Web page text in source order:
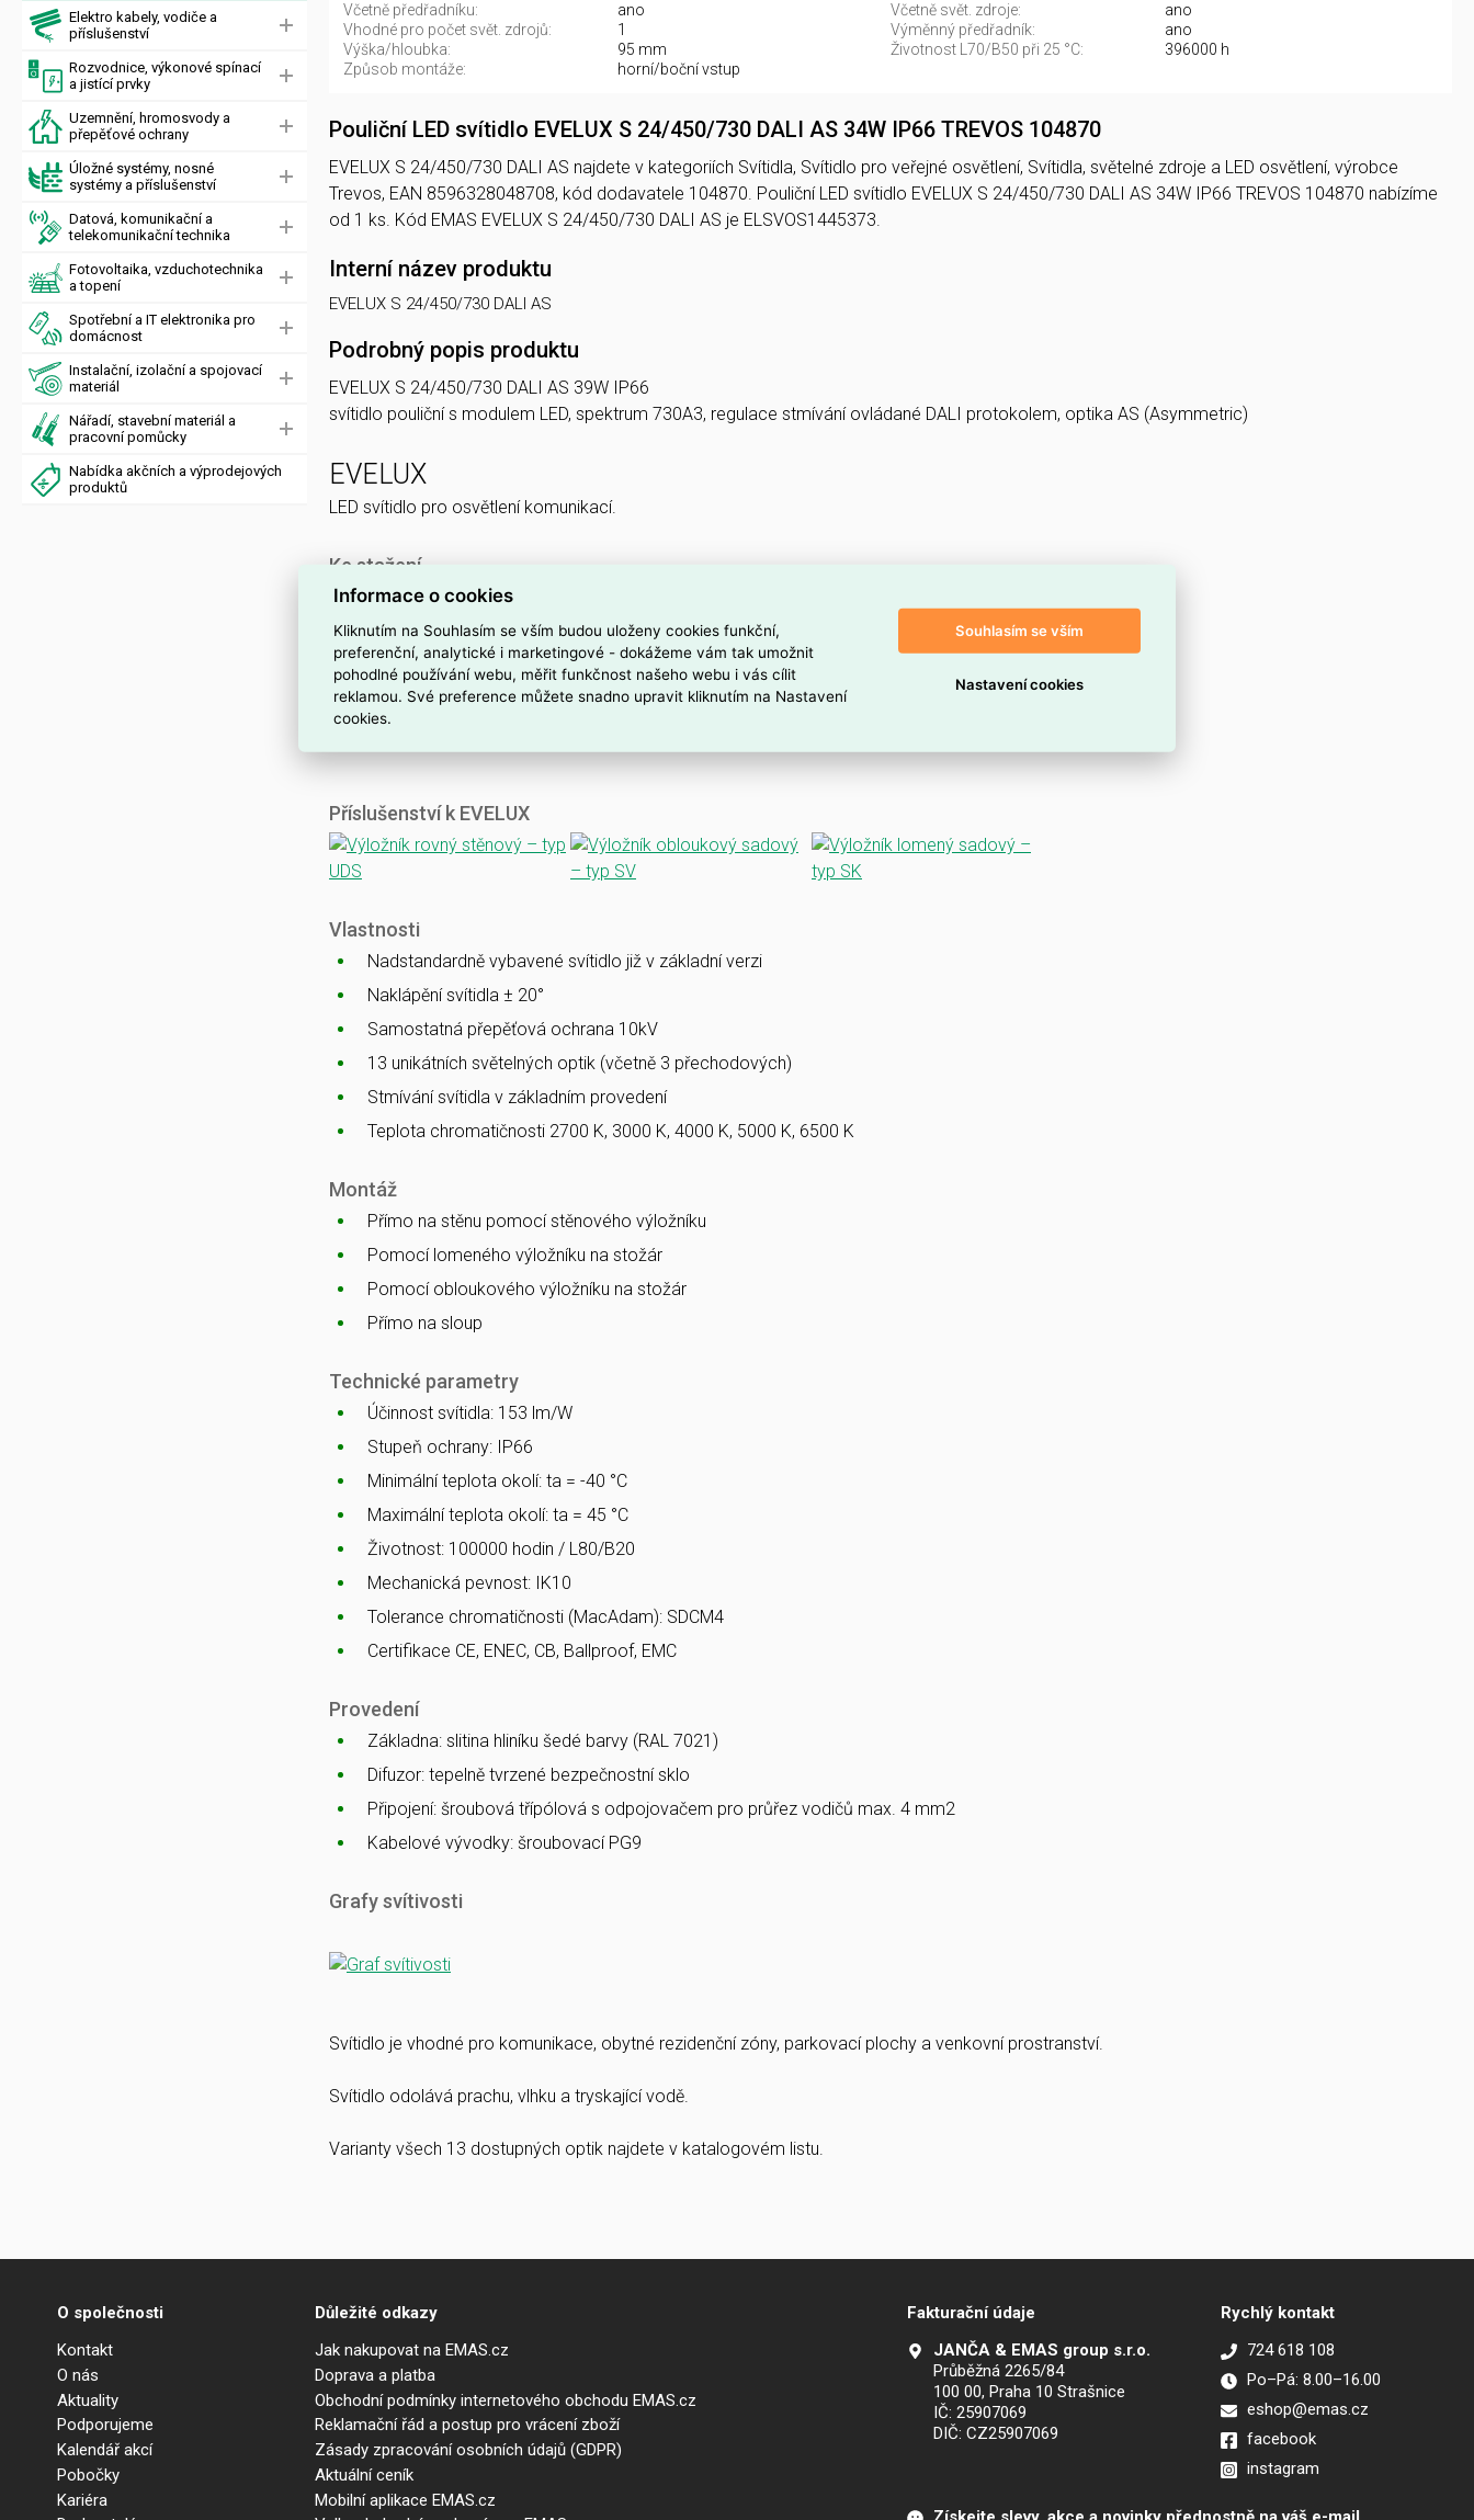
Elektro kabely, vodiče a
příslušenství
Rozvodnice, výkonové spínací
a jistící prvky
Uzemnění, hromosvody a
přepěťové ochrany
Úložné systémy, nosné
systémy a příslušenství
Datová, komunikační a
telekomunikační technika
Fotovoltaika, vzduchotechnika
a topení
Spotřební a IT elektronika pro
domácnost
Instalační, izolační a spojovací
materiál
Nářadí, stavební materiál a
pracovní pomůcky
Nabídka akčních a výprodejových
produktů
Včetně předřadníku:
ano Včetně svět. zdroje:
ano
Vhodné pro počet svět. zdrojů:
1 Výměnný předřadník:
ano
Výška/hloubka:
95 mm Životnost L70/B50 při 25 °C:
396000 h
Způsob montáže:
horní/boční vstup
Pouliční LED svítidlo EVELUX S 24/450/730 DALI AS 34W IP66 TREVOS 104870
EVELUX S 24/450/730 DALI AS najdete v kategoriích Svítidla, Svítidlo pro veřejné osvětlení, Svítidla, světelné zdroje a LED osvětlení, výrobce
Trevos, EAN 8596328048708, kód dodavatele 104870. Pouliční LED svítidlo EVELUX S 24/450/730 DALI AS 34W IP66 TREVOS 104870 nabízíme
od 1 ks. Kód EMAS EVELUX S 24/450/730 DALI AS je ELSVOS1445373.
Interní název produktu
EVELUX S 24/450/730 DALI AS
Podrobný popis produktu
EVELUX S 24/450/730 DALI AS 39W IP66
svítidlo pouliční s modulem LED, spektrum 730A3, regulace stmívání ovládané DALI protokolem, optika AS (Asymmetric)
EVELUX
LED svítidlo pro osvětlení komunikací.
Ke stažení
Katalogový list
CE
ENEC
CB
EMC
Ballproof
Příslušenství k EVELUX
Vlastnosti
Nadstandardně vybavené svítidlo již v základní verzi
Naklápění svítidla ± 20°
Samostatná přepěťová ochrana 10kV
13 unikátních světelných optik (včetně 3 přechodových)
Stmívání svítidla v základním provedení
Teplota chromatičnosti 2700 K, 3000 K, 4000 K, 5000 K, 6500 K
Montáž
Přímo na stěnu pomocí stěnového výložníku
Pomocí lomeného výložníku na stožár
Pomocí obloukového výložníku na stožár
Přímo na sloup
Technické parametry
Účinnost svítidla: 153 lm/W
Stupeň ochrany: IP66
Minimální teplota okolí: ta = -40 °C
Maximální teplota okolí: ta = 45 °C
Životnost: 100000 hodin / L80/B20
Mechanická pevnost: IK10
Tolerance chromatičnosti (MacAdam): SDCM4
Certifikace CE, ENEC, CB, Ballproof, EMC
Provedení
Základna: slitina hliníku šedé barvy (RAL 7021)
Difuzor: tepelně tvrzené bezpečnostní sklo
Připojení: šroubová třípólová s odpojovačem pro průřez vodičů max. 4 mm2
Kabelové vývodky: šroubovací PG9
Grafy svítivosti
Svítidlo je vhodné pro komunikace, obytné rezidenční zóny, parkovací plochy a venkovní prostranství.
Svítidlo odolává prachu, vlhku a tryskající vodě.
Varianty všech 13 dostupných optik najdete v katalogovém listu.
O společnosti
Kontakt
O nás
Aktuality
Podporujeme
Kalendář akcí
Pobočky
Kariéra
Důležité odkazy
Jak nakupovat na EMAS.cz
Doprava a platba
Obchodní podmínky internetového obchodu EMAS.cz
Reklamační řád a postup pro vrácení zboží
Zásady zpracování osobních údajů (GDPR)
Aktuální ceník
Mobilní aplikace EMAS.cz
Fakturační údaje
JANČA & EMAS group s.r.o.
Průběžná 2265/84
100 00, Praha 10 Strašnice
IČ: 25907069
DIČ: CZ25907069
Rychlý kontakt
724 618 108
Po–Pá: 8.00–16.00
eshop@emas.cz
facebook
instagram
Informace o cookies
Kliknutím na Souhlasím se vším budou uloženy cookies funkční,
preferenční, analytické i marketingové - dokážeme vám tak umožnit
pohodlné používání webu, měřit funkčnost našeho webu i vás cílit
reklamou. Své preference můžete snadno upravit kliknutím na Nastavení
cookies.
Souhlasím se vším
Nastavení cookies